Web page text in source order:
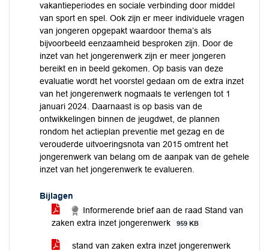
vakantieperiodes en sociale verbinding door middel
van sport en spel. Ook zijn er meer individuele vragen
van jongeren opgepakt waardoor thema’s als
bijvoorbeeld eenzaamheid besproken zijn. Door de
inzet van het jongerenwerk zijn er meer jongeren
bereikt en in beeld gekomen. Op basis van deze
evaluatie wordt het voorstel gedaan om de extra inzet
van het jongerenwerk nogmaals te verlengen tot 1
januari 2024. Daarnaast is op basis van de
ontwikkelingen binnen de jeugdwet, de plannen
rondom het actieplan preventie met gezag en de
verouderde uitvoeringsnota van 2015 omtrent het
jongerenwerk van belang om de aanpak van de gehele
inzet van het jongerenwerk te evalueren.
Bijlagen
Informerende brief aan de raad Stand van
zaken extra inzet jongerenwerk
959 KB
stand van zaken extra inzet jongerenwerk